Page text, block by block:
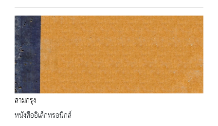
สามกรุง
หนังสืออิเล็กทรอนิกส์